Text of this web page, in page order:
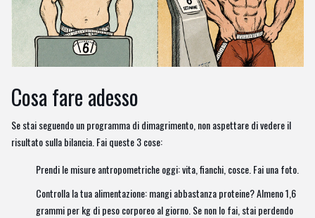
Cosa fare adesso
Se stai seguendo un programma di dimagrimento, non aspettare di vedere il
risultato sulla bilancia. Fai queste 3 cose:
Prendi le misure antropometriche oggi: vita, fianchi, cosce. Fai una foto.
Controlla la tua alimentazione: mangi abbastanza proteine? Almeno 1,6
grammi per kg di peso corporeo al giorno. Se non lo fai, stai perdendo